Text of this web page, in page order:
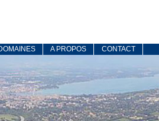
A PROPOS CONTACT